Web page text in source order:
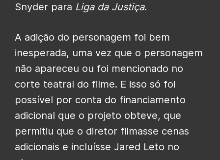
Snyder para Liga da Justiça.
A adição do personagem foi bem
inesperada, uma vez que o personagem
não apareceu ou foi mencionado no
corte teatral do filme. E isso só foi
possível por conta do financiamento
adicional que o projeto obteve, que
permitiu que o diretor filmasse cenas
adicionais e incluísse Jared Leto no